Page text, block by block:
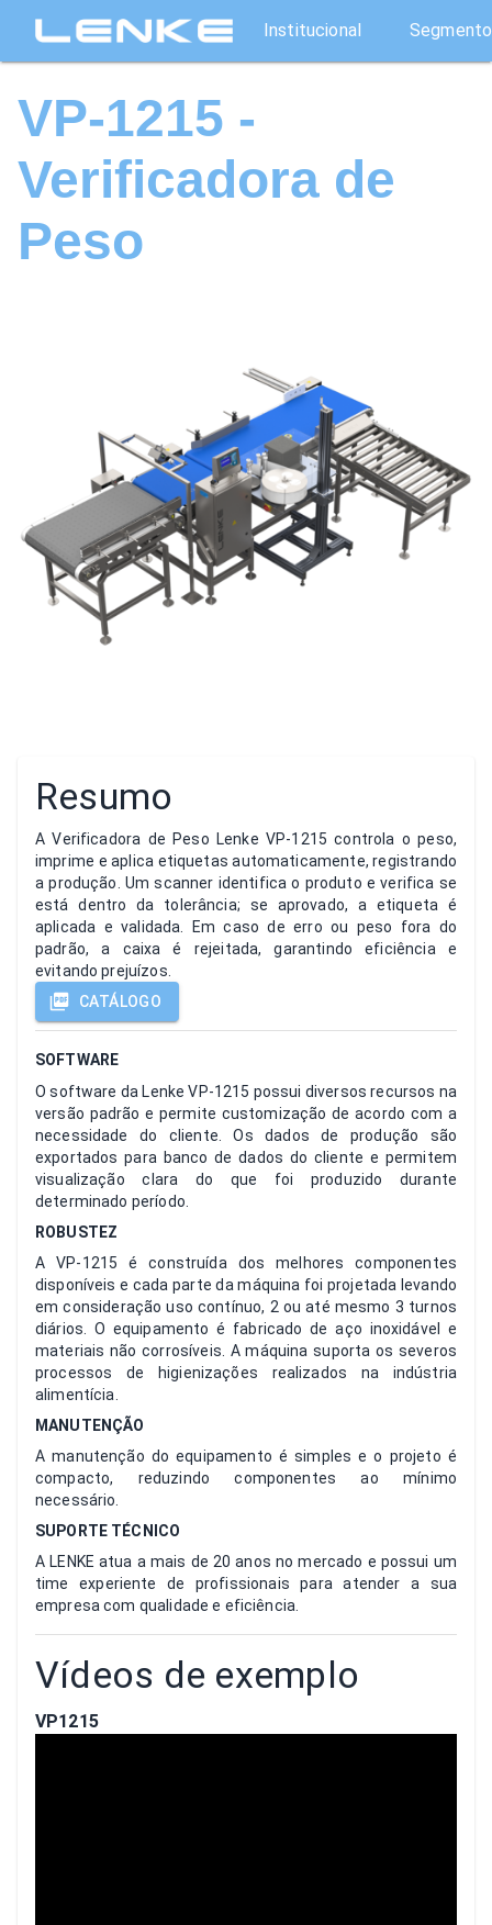
Institucional
VP-1215 -
Verificadora de
Peso
Resumo
A Verificadora de Peso Lenke VP-1215 controla o peso,
imprime e aplica etiquetas automaticamente, registrando
a produção. Um scanner identifica o produto e verifica se
está dentro da tolerância; se aprovado, a etiqueta é
aplicada e validada. Em caso de erro ou peso fora do
padrão, a caixa é rejeitada, garantindo eficiência e
evitando prejuízos.
CATÁLOGO
SOFTWARE
O software da Lenke VP-1215 possui diversos recursos na
versão padrão e permite customização de acordo com a
necessidade do cliente. Os dados de produção são
exportados para banco de dados do cliente e permitem
visualização clara do que foi produzido durante
determinado período.
ROBUSTEZ
A VP-1215 é construída dos melhores componentes
disponíveis e cada parte da máquina foi projetada levando
em consideração uso contínuo, 2 ou até mesmo 3 turnos
diários. O equipamento é fabricado de aço inoxidável e
materiais não corrosíveis. A máquina suporta os severos
processos de higienizações realizados na indústria
alimentícia.
MANUTENÇÃO
A manutenção do equipamento é simples e o projeto é
compacto, reduzindo componentes ao mínimo
necessário.
SUPORTE TÉCNICO
A LENKE atua a mais de 20 anos no mercado e possui um
time experiente de profissionais para atender a sua
empresa com qualidade e eficiência.
Vídeos de exemplo
VP1215